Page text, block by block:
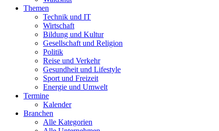
Themen
Technik und IT
Wirtschaft
Bildung und Kultur
Gesellschaft und Religion
Politik
Reise und Verkehr
Gesundheit und Lifestyle
Sport und Freizeit
Energie und Umwelt
Termine
Kalender
Branchen
Alle Kategorien